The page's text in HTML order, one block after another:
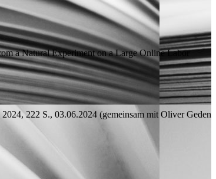
a Natural Experiment on a Large Online Labor
2024, 222 S., 03.06.2024 (gemeinsam mit Oliver Geden